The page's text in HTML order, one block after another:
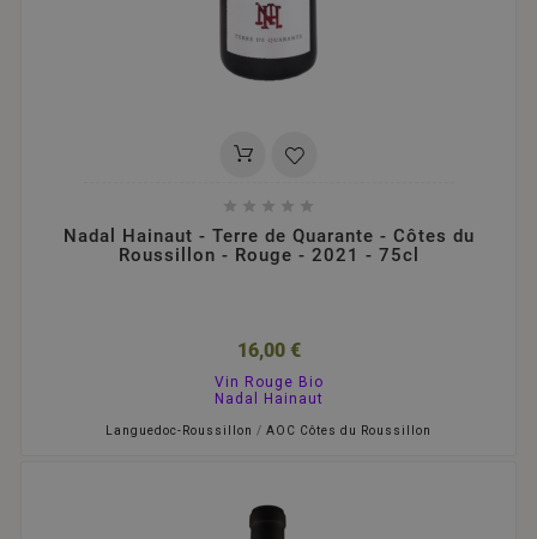
    
Nadal Hainaut - Terre de Quarante - Côtes du
Roussillon - Rouge - 2021 - 75cl
16,00 €
Vin Rouge Bio
Nadal Hainaut
Languedoc-Roussillon / AOC Côtes du Roussillon